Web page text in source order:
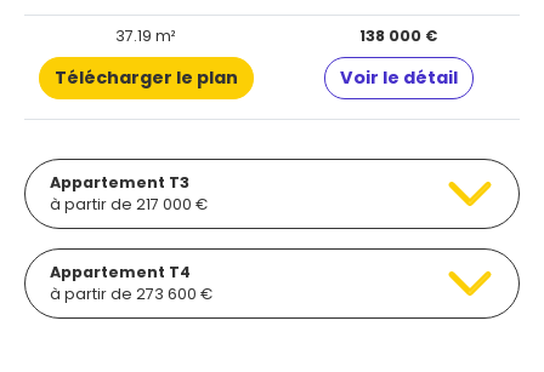
37.19 m² 138 000 €
Télécharger le plan Voir le détail
Appartement T3
à partir de 217 000 €
Appartement T4
à partir de 273 600 €